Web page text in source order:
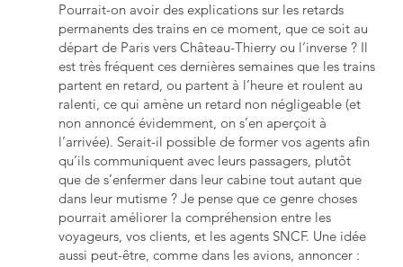
Pourrait-on avoir des explications sur les retards
permanents des trains en ce moment, que ce soit au
départ de Paris vers Château-Thierry ou l’inverse ? Il
est très fréquent ces dernières semaines que les trains
partent en retard, ou partent à l’heure et roulent au
ralenti, ce qui amène un retard non négligeable (et
non annoncé évidemment, on s’en aperçoit à
l’arrivée). Serait-il possible de former vos agents afin
qu’ils communiquent avec leurs passagers, plutôt
que de s’enfermer dans leur cabine tout autant que
dans leur mutisme ? Je pense que ce genre choses
pourrait améliorer la compréhension entre les
voyageurs, vos clients, et les agents SNCF. Une idée
aussi peut-être, comme dans les avions, annoncer :